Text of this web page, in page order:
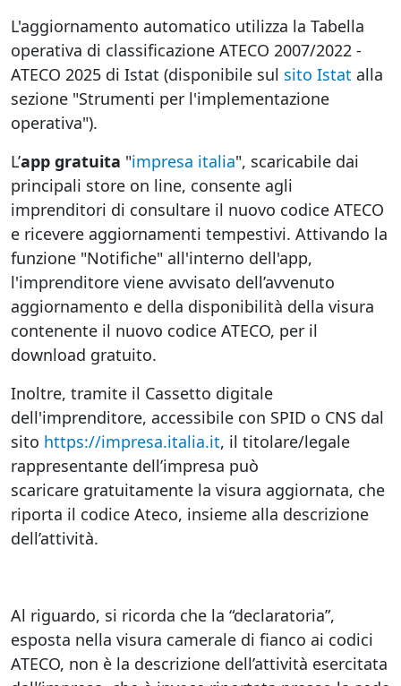
L'aggiornamento automatico utilizza la Tabella
operativa di classificazione ATECO 2007/2022­ -
ATECO 2025 di Istat (disponibile sul sito Istat alla
sezione "Strumenti per l'implementazione
operativa").
L’app gratuita "impresa italia", scaricabile dai
principali store on line, consente agli
imprenditori di consultare il nuovo codice ATECO
e ricevere aggiornamenti tempestivi. Attivando la
funzione "Notifiche" all'interno dell'app,
l'imprenditore viene avvisato dell’avvenuto
aggiornamento e della disponibilità della visura
contenente il nuovo codice ATECO, per il
download gratuito.
Inoltre, tramite il Cassetto digitale
dell'imprenditore, accessibile con SPID o CNS dal
sito https://impresa.italia.it, il titolare/legale
rappresentante dell’impresa può
scaricare gratuitamente la visura aggiornata, che
riporta il codice Ateco, insieme alla descrizione
dell’attività.
Al riguardo, si ricorda che la “declaratoria”,
esposta nella visura camerale di fianco ai codici
ATECO, non è la descrizione dell’attività esercitata